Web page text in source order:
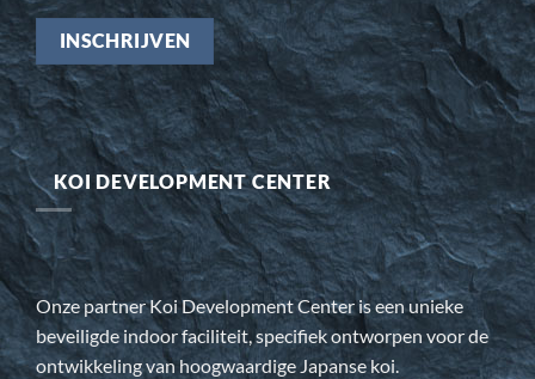
KOI DEVELOPMENT CENTER
Onze partner Koi Development Center is een unieke
beveiligde indoor faciliteit, specifiek ontworpen voor de
ontwikkeling van hoogwaardige Japanse koi.